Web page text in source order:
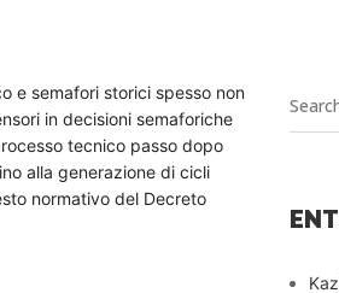
e semafori storici spesso non
in decisioni semaforiche
tecnico passo dopo
alla generazione di cicli
normativo del Decreto